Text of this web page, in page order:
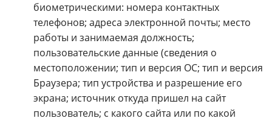
биометрическими: номера контактных
телефонов; адреса электронной почты; место
работы и занимаемая должность;
пользовательские данные (сведения о
местоположении; тип и версия ОС; тип и версия
Браузера; тип устройства и разрешение его
экрана; источник откуда пришел на сайт
пользователь; с какого сайта или по какой